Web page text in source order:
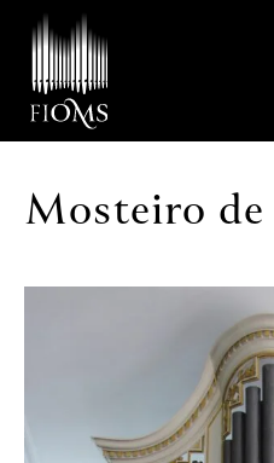
Mosteiro de